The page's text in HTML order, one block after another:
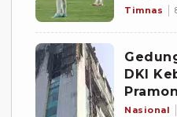
Timnas
DKI
Bicara
Nasional